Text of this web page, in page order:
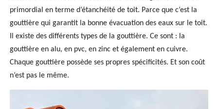
primordial en terme d’étanchéité de toit. Parce que c’est la
gouttière qui garantit la bonne évacuation des eaux sur le toit.
Il existe des différents types de la gouttière. Ce sont : la
gouttière en alu, en pvc, en zinc et également en cuivre.
Chaque gouttière possède ses propres spécificités. Et son coût
n’est pas le même.